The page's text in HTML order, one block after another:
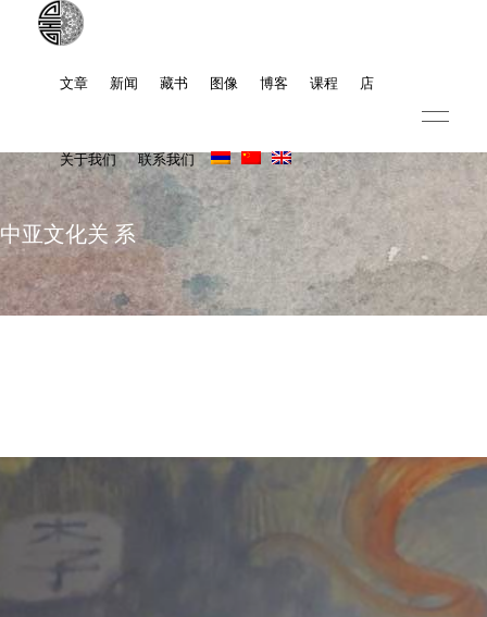
文章 新闻 藏书 图像 博客 课程 店
关于我们 联系我们
中亚文化关 系